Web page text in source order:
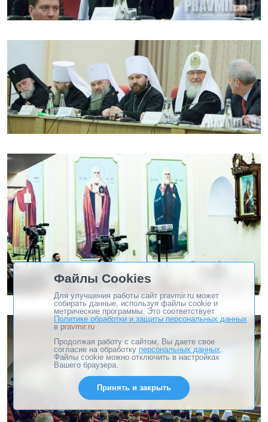
Файлы Cookies
Для улучшения работы сайт pravmir.ru может
собирать данные, используя файлы cookie и
метрические программы. Это соответствует
Политике обработки и защиты персональных данных
в pravmir.ru
Продолжая работу с сайтом, Вы даете свое
согласие на обработку персональных данных.
Файлы cookie можно отключить в настройках
Вашего браузера.
Принять и закрыть